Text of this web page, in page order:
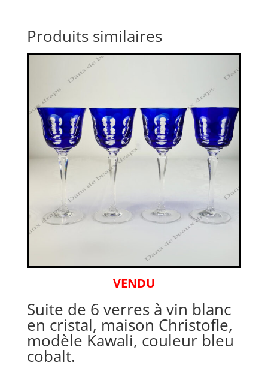
Produits similaires
VENDU
Suite de 6 verres à vin blanc
en cristal, maison Christofle,
modèle Kawali, couleur bleu
cobalt.